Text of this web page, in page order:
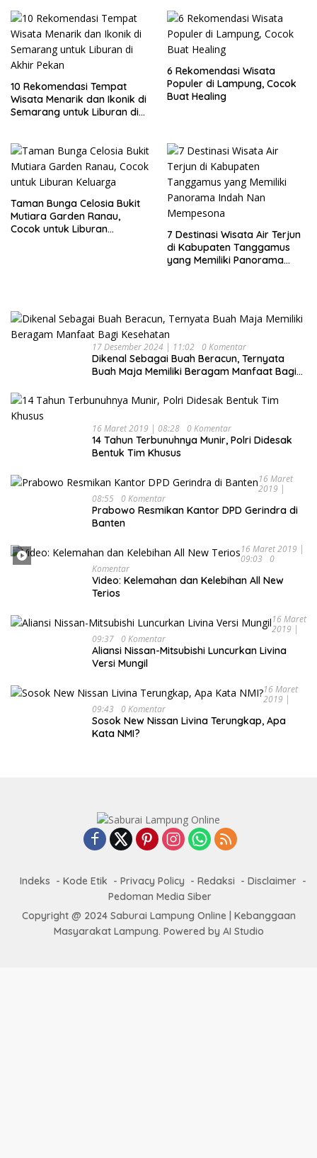
10 Rekomendasi Tempat
Wisata Menarik dan Ikonik di
Semarang untuk Liburan di
6 Rekomendasi Wisata
Populer di Lampung, Cocok
Buat Healing
Taman Bunga Celosia Bukit
Mutiara Garden Ranau,
Cocok untuk Liburan
7 Destinasi Wisata Air Terjun
di Kabupaten Tanggamus
yang Memiliki Panorama
17 Desember 2024 | 11:02 0 Komentar
Dikenal Sebagai Buah Beracun, Ternyata
Buah Maja Memiliki Beragam Manfaat Bagi
16 Maret 2019 | 08:28 0 Komentar
14 Tahun Terbunuhnya Munir, Polri Didesak
Bentuk Tim Khusus
16 Maret
2019 |
08:55 0 Komentar
Prabowo Resmikan Kantor DPD Gerindra di
Banten
16 Maret 2019 |
09:03
0
Komentar
Video: Kelemahan dan Kelebihan All New
Terios
16 Maret
2019 |
09:37 0 Komentar
Aliansi Nissan-Mitsubishi Luncurkan Livina
Versi Mungil
16 Maret
2019 |
09:43
0 Komentar
Sosok New Nissan Livina Terungkap, Apa
Kata NMI?
Indeks Kode Etik Privacy Policy Redaksi
Disclaimer
Pedoman Media Siber
Copyright @ 2024 Saburai Lampung Online | Kebanggaan
Masyarakat Lampung. Powered by AI Studio